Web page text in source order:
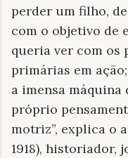
perder um filho,
com o objetivo de
queria ver com os
primárias em
a imensa máquina
próprio
motriz”, explica o
1918), historiador,